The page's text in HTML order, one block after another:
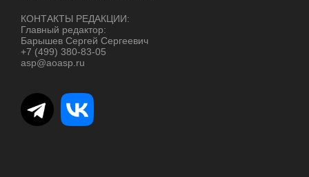
КОНТАКТЫ РЕДАКЦИИ:
Главный редактор:
Барышев Сергей Сергеевич
+7 (499) 380-83-05
asp@aoasp.ru